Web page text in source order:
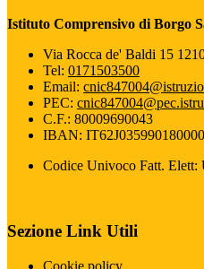
Istituto Comprensivo di Borgo
Via Rocca de' Baldi 15
Tel: 0171503500
Email:
PEC:
C.F.: 80009690043
IBAN:
Codice Univoco Fatt.
Sezione Link Utili
Cookie policy